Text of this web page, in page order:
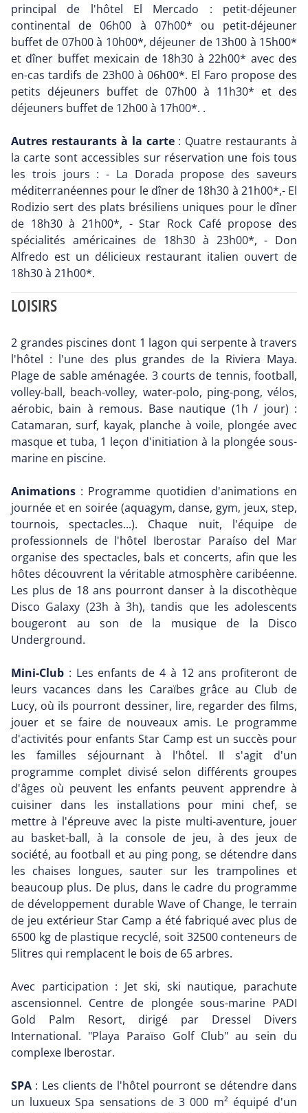
principal de l'hôtel El Mercado : petit-déjeuner
continental de 06h00 à 07h00* ou petit-déjeuner
buffet de 07h00 à 10h00*, déjeuner de 13h00 à 15h00*
et dîner buffet mexicain de 18h30 à 22h00* avec des
en-cas tardifs de 23h00 à 06h00*. El Faro propose des
petits déjeuners buffet de 07h00 à 11h30* et des
déjeuners buffet de 12h00 à 17h00*. .
Autres restaurants à la carte: Quatre restaurants à
la carte sont accessibles sur réservation une fois tous
les trois jours : - La Dorada propose des saveurs
méditerranéennes pour le dîner de 18h30 à 21h00*,- El
Rodizio sert des plats brésiliens uniques pour le dîner
de 18h30 à 21h00*, - Star Rock Café propose des
spécialités américaines de 18h30 à 23h00*, - Don
Alfredo est un délicieux restaurant italien ouvert de
18h30 à 21h00*.
LOISIRS
2 grandes piscines dont 1 lagon qui serpente à travers
l'hôtel : l'une des plus grandes de la Riviera Maya.
Plage de sable aménagée. 3 courts de tennis, football,
volley-ball, beach-volley, water-polo, ping-pong, vélos,
aérobic, bain à remous. Base nautique (1h / jour) :
Catamaran, surf, kayak, planche à voile, plongée avec
masque et tuba, 1 leçon d'initiation à la plongée sous-
marine en piscine.
Animations : Programme quotidien d'animations en
journée et en soirée (aquagym, danse, gym, jeux, step,
tournois, spectacles...). Chaque nuit, l'équipe de
professionnels de l'hôtel Iberostar Paraíso del Mar
organise des spectacles, bals et concerts, afin que les
hôtes découvrent la véritable atmosphère caribéenne.
Les plus de 18 ans pourront danser à la discothèque
Disco Galaxy (23h à 3h), tandis que les adolescents
bougeront au son de la musique de la Disco
Underground.
Mini-Club : Les enfants de 4 à 12 ans profiteront de
leurs vacances dans les Caraïbes grâce au Club de
Lucy, où ils pourront dessiner, lire, regarder des films,
jouer et se faire de nouveaux amis. Le programme
d'activités pour enfants Star Camp est un succès pour
les familles séjournant à l'hôtel. Il s'agit d'un
programme complet divisé selon différents groupes
d'âges où peuvent les enfants peuvent apprendre à
cuisiner dans les installations pour mini chef, se
mettre à l'épreuve avec la piste multi-aventure, jouer
au basket-ball, à la console de jeu, à des jeux de
société, au football et au ping pong, se détendre dans
les chaises longues, sauter sur les trampolines et
beaucoup plus. De plus, dans le cadre du programme
de développement durable Wave of Change, le terrain
de jeu extérieur Star Camp a été fabriqué avec plus de
6500 kg de plastique recyclé, soit 32500 conteneurs de
5litres qui remplacent le bois de 65 arbres.
Avec participation : Jet ski, ski nautique, parachute
ascensionnel. Centre de plongée sous-marine PADI
Gold Palm Resort, dirigé par Dressel Divers
International. "Playa Paraïso Golf Club" au sein du
complexe Iberostar.
SPA : Les clients de l'hôtel pourront se détendre dans
un luxueux Spa sensations de 3 000 m² équipé d'un